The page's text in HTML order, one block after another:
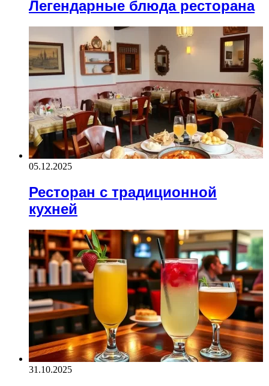
Легендарные блюда ресторана
05.12.2025
Ресторан с традиционной
кухней
31.10.2025